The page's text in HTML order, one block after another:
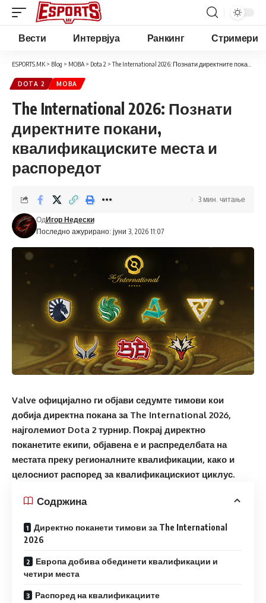
Вести Интервјуа Ранкинг Стримери
ESPORTS.MK > Blog > MOBA > Dota 2 >The International 2026: Познати директните покани, квалификациските места и распоредот
DOTA 2 MOBA
The International 2026: Познати
директните покани,
квалификациските места и
распоредот
Последно ажурирано: јуни 3, 2026 11:07
ОдИгор Недески
3 мин. читање
Valve официјално ги објави седумте тимови кои
добија директна покана за The International 2026,
најголемиот Dota 2 турнир. Покрај директно
поканетите екипи, објавена е и распределбата на
местата преку регионалните квалификации, како и
целосниот распоред за квалификацискиот циклус.
Содржина
Директно поканети тимови за The International
2026
Европа добива обединети квалификации и
четири места
Распоред на квалификациите